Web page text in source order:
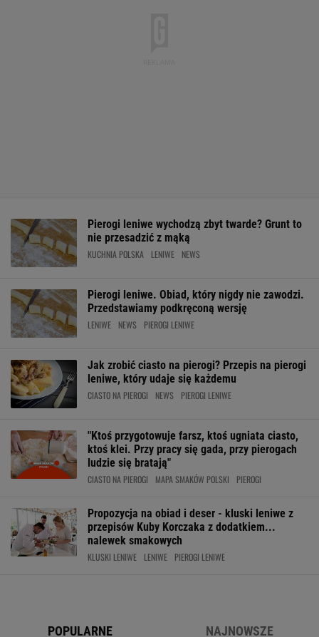
Pierogi leniwe wychodzą zbyt twarde? Grunt to
nie przesadzić z mąką
KUCHNIA POLSKA LENIWE NEWS
Pierogi leniwe. Obiad, który nigdy nie zawodzi.
Przedstawiamy podkręconą wersję
LENIWE NEWS PIEROGI LENIWE
Jak zrobić ciasto na pierogi? Przepis na pierogi
leniwe, który udaje się każdemu
CIASTO NA PIEROGI NEWS PIEROGI LENIWE
"Ktoś przygotowuje farsz, ktoś ugniata ciasto,
ktoś klei. Przy pracy się gada, przy pierogach
ludzie się bratają"
CIASTO NA PIEROGI MAPA SMAKÓW POLSKI PIEROGI
Propozycja na obiad i deser - kluski leniwe z
przepisów Kuby Korczaka z dodatkiem...
nalewek smakowych
KLUSKI LENIWE LENIWE PIEROGI LENIWE
POPULARNE NAJNOWSZE